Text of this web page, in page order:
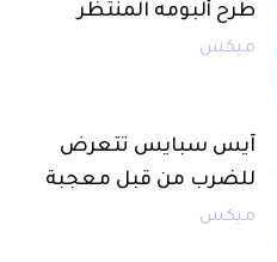
طرح ألبومه المنتظر
ميكس
آيس سبايس تتعرض
للضرب من قبل معجبة
ميكس